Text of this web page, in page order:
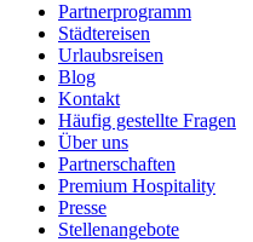
Partnerprogramm
Städtereisen
Urlaubsreisen
Blog
Kontakt
Häufig gestellte Fragen
Über uns
Partnerschaften
Premium Hospitality
Presse
Stellenangebote